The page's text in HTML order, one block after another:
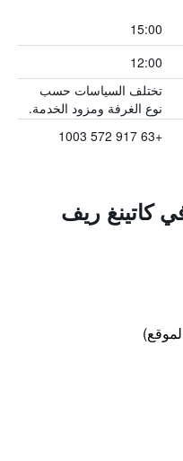
15:00
12:00
تختلف السياسات حسب
نوع الغرفة ومزود الخدمة.
+63 917 572 1003
كاتينغ ريف